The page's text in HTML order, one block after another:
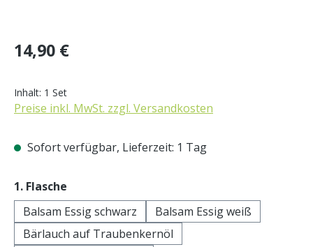
Regulärer Preis:
14,90 €
Inhalt: 1 Set
Preise inkl. MwSt. zzgl. Versandkosten
Sofort verfügbar, Lieferzeit: 1 Tag
1. Flasche
Balsam Essig schwarz
Balsam Essig weiß
Bärlauch auf Traubenkernöl